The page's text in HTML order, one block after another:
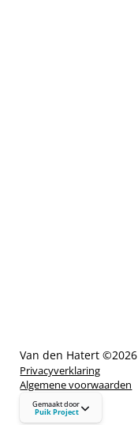
Van den Hatert ©2026
Privacyverklaring
Algemene voorwaarden
Gemaakt door
Puik Project
hallo@puikproject.nl
06 - 23 72 72 41